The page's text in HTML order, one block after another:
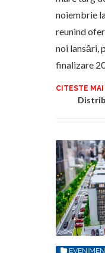
noiembrie
reunind
noi lansări,
finalizare
CITESTE